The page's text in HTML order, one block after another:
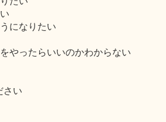
になりたい
やったらいいのかわからない
さい